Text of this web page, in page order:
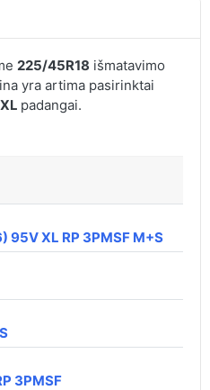
225/45R18 išmatavimo
yra artima pasirinktai
padangai.
95V XL RP 3PMSF M+S
3PMSF